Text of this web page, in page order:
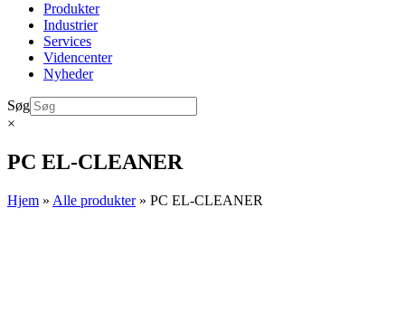
Produkter
Industrier
Services
Videncenter
Nyheder
Søg
×
PC EL-CLEANER
Hjem » Alle produkter» PC EL-CLEANER